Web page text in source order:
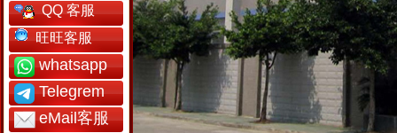
QQ 客服
旺旺客服
whatsapp
Telegrem
eMail客服